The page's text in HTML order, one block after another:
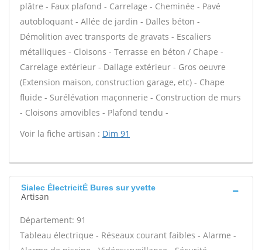
plâtre - Faux plafond - Carrelage - Cheminée - Pavé
autobloquant - Allée de jardin - Dalles béton -
Démolition avec transports de gravats - Escaliers
métalliques - Cloisons - Terrasse en béton / Chape -
Carrelage extérieur - Dallage extérieur - Gros oeuvre
(Extension maison, construction garage, etc) - Chape
fluide - Surélévation maçonnerie - Construction de murs
- Cloisons amovibles - Plafond tendu -
Voir la fiche artisan : Dim 91
Sialec ÉlectricitÉ Bures sur yvette
Artisan
Département: 91
Tableau électrique - Réseaux courant faibles - Alarme -